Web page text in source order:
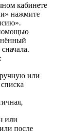
кабинете
нажмите
или
или
после